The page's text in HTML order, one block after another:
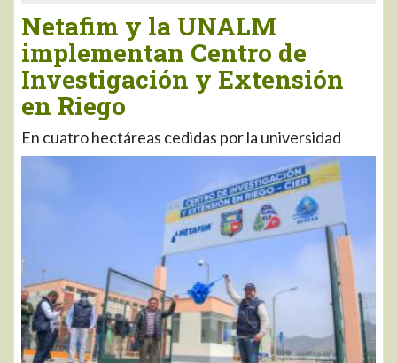
Netafim y la UNALM
implementan Centro de
Investigación y Extensión
en Riego
En cuatro hectáreas cedidas por la universidad